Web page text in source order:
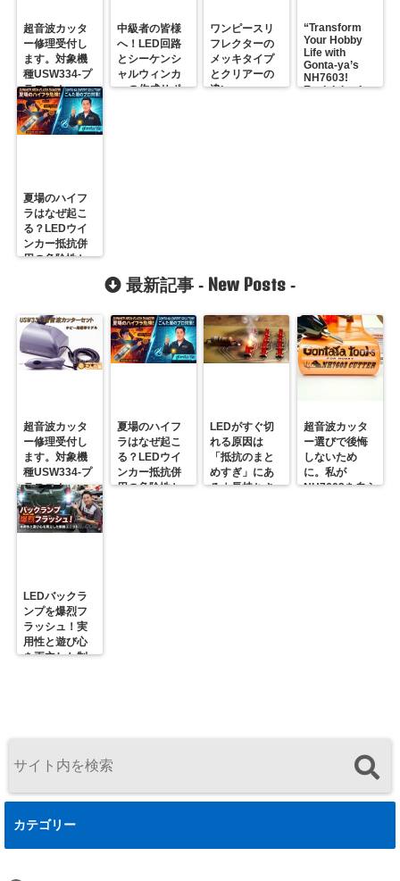
超音波カッタ
ー修理受付し
ます。対象機
種USW334-プ
ラスコム-
R31GONTA
中級者の皆様
へ！LED回路
とシーケンシ
ャルウィンカ
ーの作成サポ
ワンピースリ
フレクターの
メッキタイプ
とクリアーの
違い
“Transform
Your Hobby
Life with
Gonta-ya’s
NH7603!
Explaining Its
夏場のハイフ
ラはなぜ起こ
る？LEDウイ
ンカー抵抗併
用の危険性と
最新記事 - New Posts -
超音波カッタ
ー修理受付し
ます。対象機
種USW334-プ
ラスコム-
R31GONTA
夏場のハイフ
ラはなぜ起こ
る？LEDウイ
ンカー抵抗併
用の危険性と
LEDがすぐ切
れる原因は
「抵抗のまと
めすぎ」にあ
る｜長持ちさ
超音波カッタ
ー選びで後悔
しないため
に。私が
NH7603を自ら
LEDバックラ
ンプを爆烈フ
ラッシュ！実
用性と遊び心
を両立した制
カテゴリー